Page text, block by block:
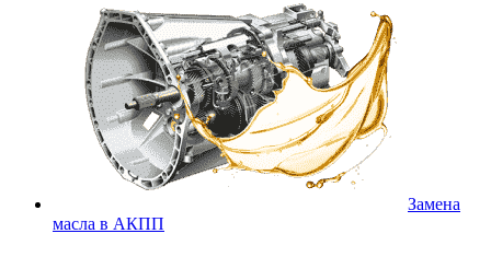
Замена
масла в АКПП